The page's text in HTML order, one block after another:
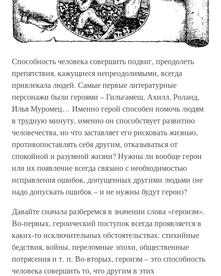
Способность человека совершить подвиг, преодолеть
препятствия, кажущиеся непреодолимыми, всегда
привлекала людей. Самые первые литературные
персонажи были героями – Гильгамеш, Ахилл, Роланд,
Илья Муромец… Именно герой способен помочь людям
в трудную минуту, именно он способствует развитию
человечества, но что заставляет его рисковать жизнью,
противопоставлять себя другим, отказываться от
спокойной и разумной жизни? Нужны ли вообще герои
или их появление всегда связано с необходимостью
исправления ошибок, допущенных другими людьми (не
надо допускать ошибок – и не нужны будут герои)?
Давайте сначала разберемся в значении слова «героизм».
Во-первых, героический поступок всегда проявляется в
каких-то исключительных обстоятельствах: стихийные
бедствия, войны, переломные эпохи, общественные
потрясения и т. п. Во-вторых, героизм – это способность
человека совершить то, что другим в этих